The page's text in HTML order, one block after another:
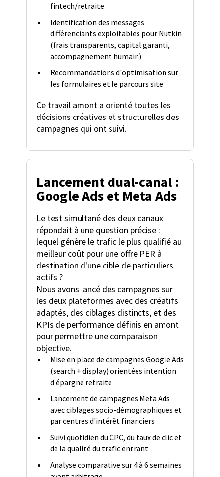
fintech/retraite
Identification des messages
différenciants exploitables pour Nutkin
(frais transparents, capital garanti,
accompagnement humain)
Recommandations d'optimisation sur
les formulaires et le parcours site
Ce travail amont a orienté toutes les
décisions créatives et structurelles des
campagnes qui ont suivi.
Lancement dual-canal :
Google Ads et Meta Ads
Le test simultané des deux canaux
répondait à une question précise :
lequel génère le trafic le plus qualifié au
meilleur coût pour une offre PER à
destination d'une cible de particuliers
actifs ?
Nous avons lancé des campagnes sur
les deux plateformes avec des créatifs
adaptés, des ciblages distincts, et des
KPIs de performance définis en amont
pour permettre une comparaison
objective.
Mise en place de campagnes Google Ads
(search + display) orientées intention
d'épargne retraite
Lancement de campagnes Meta Ads
avec ciblages socio-démographiques et
par centres d'intérêt financiers
Suivi quotidien du CPC, du taux de clic et
de la qualité du trafic entrant
Analyse comparative sur 4 à 6 semaines